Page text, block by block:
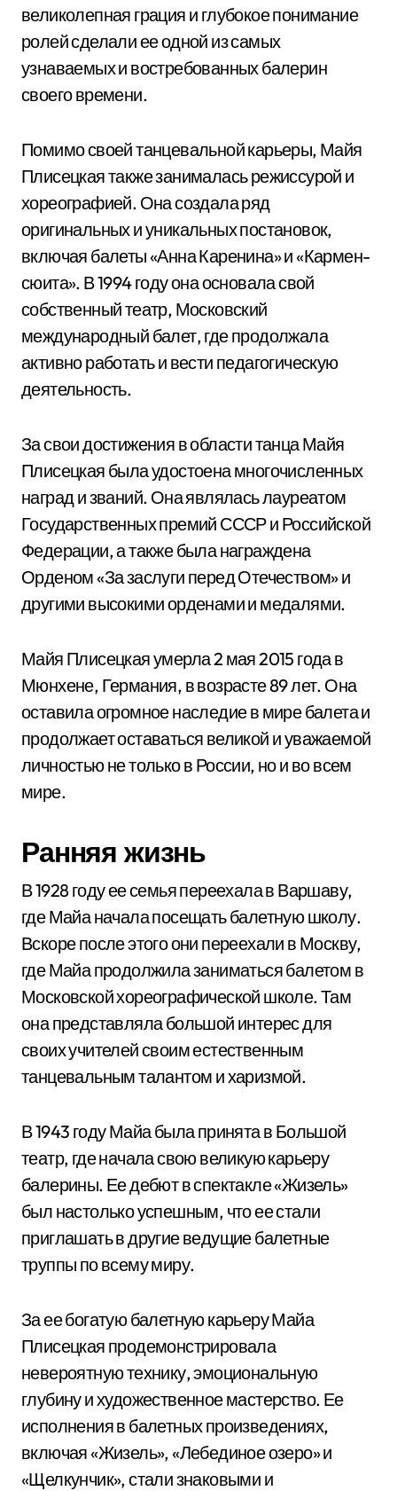
великолепная грация и глубокое понимание
ролей сделали ее одной из самых
узнаваемых и востребованных балерин
своего времени.
Помимо своей танцевальной карьеры, Майя
Плисецкая также занималась режиссурой и
хореографией. Она создала ряд
оригинальных и уникальных постановок,
включая балеты «Анна Каренина» и «Кармен-
сюита». В 1994 году она основала свой
собственный театр, Московский
международный балет, где продолжала
активно работать и вести педагогическую
деятельность.
За свои достижения в области танца Майя
Плисецкая была удостоена многочисленных
наград и званий. Она являлась лауреатом
Государственных премий СССР и Российской
Федерации, а также была награждена
Орденом «За заслуги перед Отечеством» и
другими высокими орденами и медалями.
Майя Плисецкая умерла 2 мая 2015 года в
Мюнхене, Германия, в возрасте 89 лет. Она
оставила огромное наследие в мире балета и
продолжает оставаться великой и уважаемой
личностью не только в России, но и во всем
мире.
Ранняя жизнь
В 1928 году ее семья переехала в Варшаву,
где Майа начала посещать балетную школу.
Вскоре после этого они переехали в Москву,
где Майа продолжила заниматься балетом в
Московской хореографической школе. Там
она представляла большой интерес для
своих учителей своим естественным
танцевальным талантом и харизмой.
В 1943 году Майа была принята в Большой
театр, где начала свою великую карьеру
балерины. Ее дебют в спектакле «Жизель»
был настолько успешным, что ее стали
приглашать в другие ведущие балетные
труппы по всему миру.
За ее богатую балетную карьеру Майа
Плисецкая продемонстрировала
невероятную технику, эмоциональную
глубину и художественное мастерство. Ее
исполнения в балетных произведениях,
включая «Жизель», «Лебединое озеро» и
«Щелкунчик», стали знаковыми и